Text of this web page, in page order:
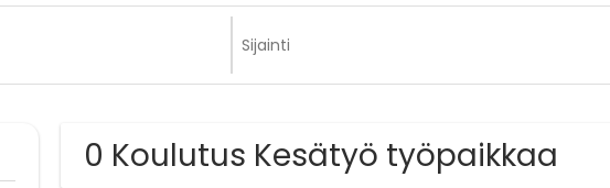
0 Koulutus Kesätyö työpaikkaa